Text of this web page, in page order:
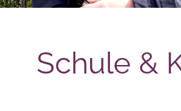
Schule &